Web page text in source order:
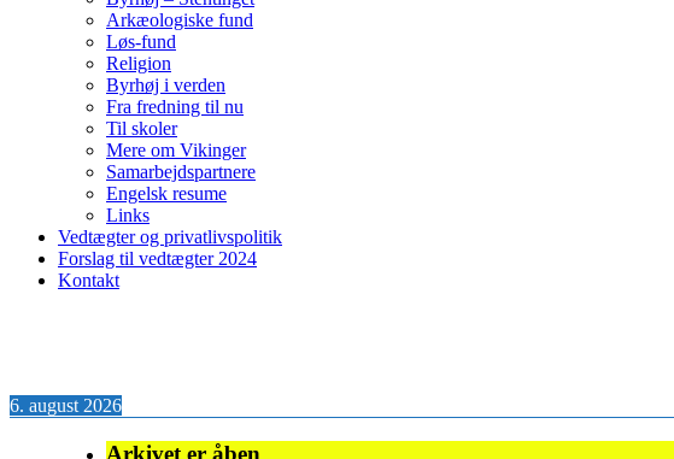
Arkæologiske fund
Løs-fund
Religion
Byrhøj i verden
Fra fredning til nu
Til skoler
Mere om Vikinger
Samarbejdspartnere
Engelsk resume
Links
Vedtægter og privatlivspolitik
Forslag til vedtægter 2024
Kontakt
6. august 2026
Arkivet er åben